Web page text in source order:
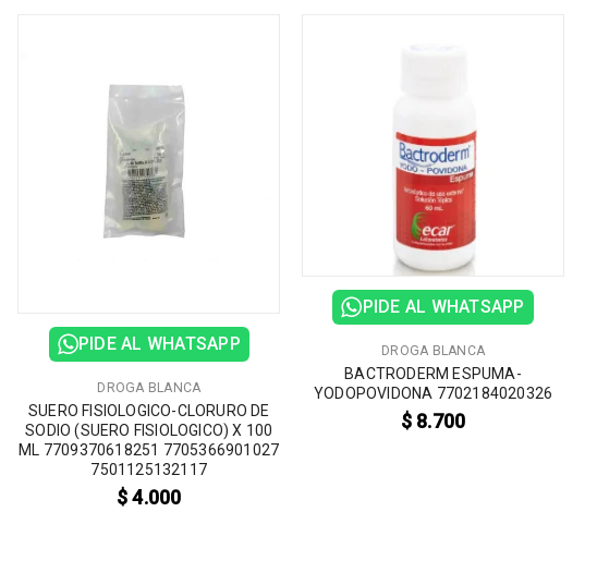
PIDE AL WHATSAPP
DROGA BLANCA
SUERO FISIOLOGICO-CLORURO DE
SODIO (SUERO FISIOLOGICO) X 100
ML 7709370618251 7705366901027
7501125132117
$4.000
PIDE AL WHATSAPP
DROGA BLANCA
BACTRODERM ESPUMA-
YODOPOVIDONA 7702184020326
$8.700